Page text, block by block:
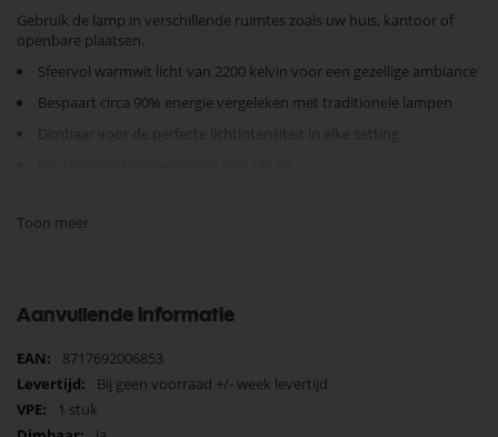
Gebruik de lamp in verschillende ruimtes zoals uw huis, kantoor of
openbare plaatsen.
Sfeervol warmwit licht van 2200 kelvin voor een gezellige ambiance
Bespaart circa 90% energie vergeleken met traditionele lampen
Dimbaar voor de perfecte lichtintensiteit in elke setting
Geschikt voor 30.000 schakelingen
voor de Hope LED Globe en investeer in stijlvol, duurzaam en eco-
verschil!
Toon meer
Aanvullende informatie
Meer
informatie
8717692006853
Bij geen voorraad +/- week levertijd
1 stuk